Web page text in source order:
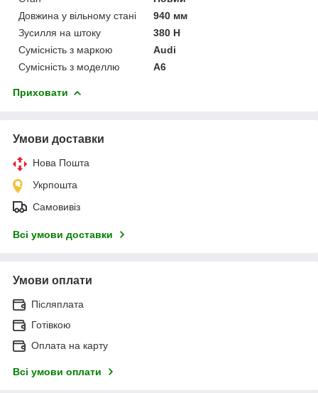
Довжина у вільному стані
940 мм
Зусилля на штоку
380 Н
Сумісність з маркою
Audi
Сумісність з моделлю
A6
Приховати
Умови доставки
Нова Пошта
Укрпошта
Самовивіз
Всі умови доставки
Умови оплати
Післяплата
Готівкою
Оплата на карту
Всі умови оплати